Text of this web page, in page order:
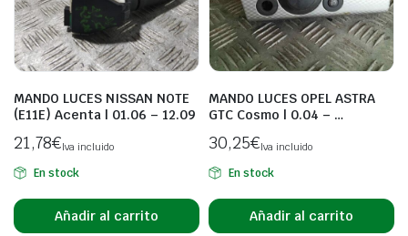
MANDO LUCES NISSAN NOTE
(E11E) Acenta | 01.06 – 12.09
21,78€Iva incluido
En stock
Añadir al carrito
MANDO LUCES OPEL ASTRA
GTC Cosmo | 0.04 – …
30,25€Iva incluido
En stock
Añadir al carrito